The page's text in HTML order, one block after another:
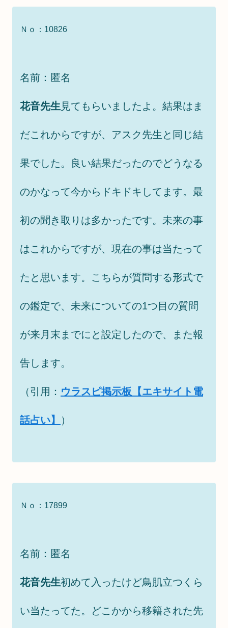
Ｎｏ：10826
名前：匿名
花音先生 見てもらいましたよ。結果はま
だこれからですが、アスク先生と同じ結
果でした。良い結果だったのでどうなる
のかなって今からドキドキしてます。最
初の聞き取りは多かったです。未来の事
はこれからですが、現在の事は当たって
たと思います。こちらが質問する形式で
の鑑定で、未来についての1つ目の質問
が来月末までにと設定したので、また報
告します。
（引用： ウラスピ掲示板【エキサイト電
話占い】 ）
Ｎｏ：17899
名前：匿名
花音先生初めて入ったけど鳥肌立つくら
い当たってた。どこかから移籍された先